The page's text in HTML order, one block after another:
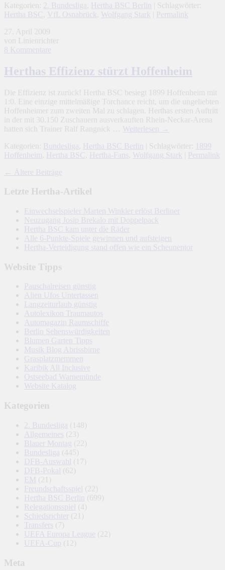
Kategorien:
2. Bundesliga Hertha BSC Berlin
| Schlagwörter:
Hertha BSC
VfL Osnabrück Wolfgang Stark
Permalink
27. April 2009
von Linienrichter
8 Kommentare
Herthas Effizienz stürzt Hoffenheim
Die Effizienz ist zurück! Hertha BSC besiegt 1899 Hoffenheim mit
1:0. Eine einzige mittelmäßige Torchance reicht, um die ungeliebten
Hoffenheimer zum zweiten Mal zu schlagen. Herthas ersten Auftritt
in der mit 30.150 Zuschauern ausverkauften Rhein-Neckar-Arena
hatten sich Trainer Ralf Rangnick … Weiterlesen
→
Kategorien:
Bundesliga Hertha BSC Berlin | Schlagwörter:
1899
Hoffenheim
Hertha BSC Hertha-Fans Wolfgang Stark
Permalink
←
Ältere Beiträge
Letzte Hertha-Artikel
Einwechselspieler Marten Winkler erlöst Berliner
Neuzugang Josip Brekalo mit Doppelpack
Hertha BSC kam unter die Räder
Alle 6-Punkte-Spiele gewinnen und aufsteigen
Hertha-Verteidigung stand offen wie ein Scheunentor
Website Tipps
Pauschalreisen günstig
Alien Ufos Untertassen
Langzeiturlaub günstig
Autolexikon Traumautos
Automagazin Raumschiffe
Berlin Sehenswürdigkeiten
Blumen Garten Tipps
Musik Blog Abrissbirne
Grasplatzmemmen
Karibik All Inclusive
Ostseebad Warnemünde
Website Katalog
Kategorien
2. Bundesliga (148)
Allgemeines (23)
Blauer Montag (22)
Bundesliga (445)
DFB-Auswahl
(17)
DFB-Pokal (62)
EM (21)
Freundschaftsspiel (22)
Hertha BSC Berlin
(699)
Relegationsspiel (4)
Schiedsrichter
(21)
Transfers (7)
UEFA Europa League (22)
UEFA-Cup (12)
Meta